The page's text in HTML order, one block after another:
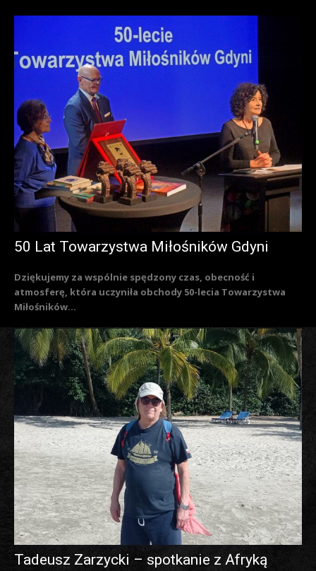
50 Lat Towarzystwa Miłośników Gdyni
Dziękujemy za wspólnie spędzony czas, obecność i
atmosferę, która uczyniła obchody 50-lecia Towarzystwa
Miłośników...
Tadeusz Zarzycki – spotkanie z Afryką